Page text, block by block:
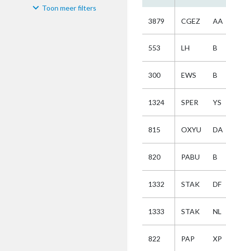
Materiaal Toon meer filters
3879 CGEZ AA
553 LH B
300 EWS B
1324 SPER YS
815 OXYU DA
820 PABU B
1332 STAK DF
1333 STAK NL
822 PAP XP